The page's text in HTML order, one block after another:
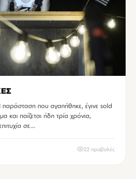
που αγαπήθηκε, έγινε sold
παίζεται ήδη τρία χρόνια,
σε…
22 προβολές